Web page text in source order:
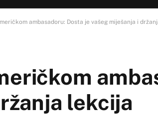
ambasadoru: Dosta je vašeg miješanja i
lekcija